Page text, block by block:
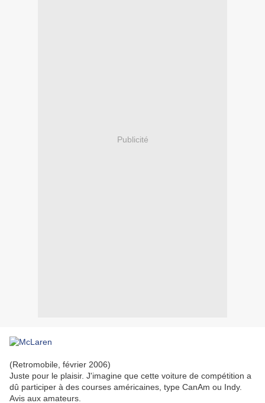
Publicité
(Retromobile, février 2006)
Juste pour le plaisir. J'imagine que cette voiture de compétition a
dû participer à des courses américaines, type CanAm ou Indy.
Avis aux amateurs.